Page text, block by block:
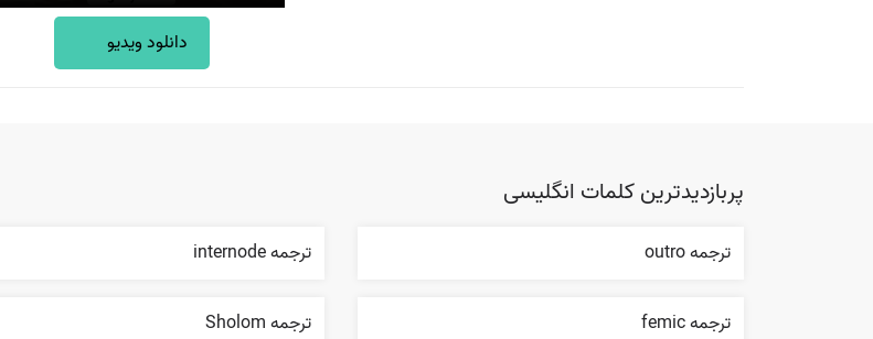
دانلود ویدیو
پربازدیدترین کلمات انگلیسی
ترجمه outro ترجمه internode
ترجمه femic ترجمه Sholom